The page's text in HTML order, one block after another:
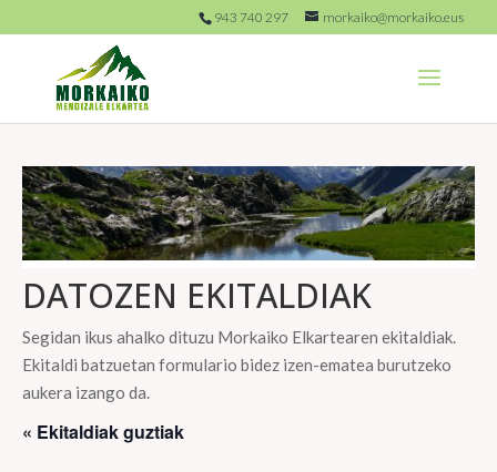
943 740 297 morkaiko@morkaiko.eus
DATOZEN EKITALDIAK
Segidan ikus ahalko dituzu Morkaiko Elkartearen ekitaldiak.
Ekitaldi batzuetan formulario bidez izen-ematea burutzeko
aukera izango da.
« Ekitaldiak guztiak